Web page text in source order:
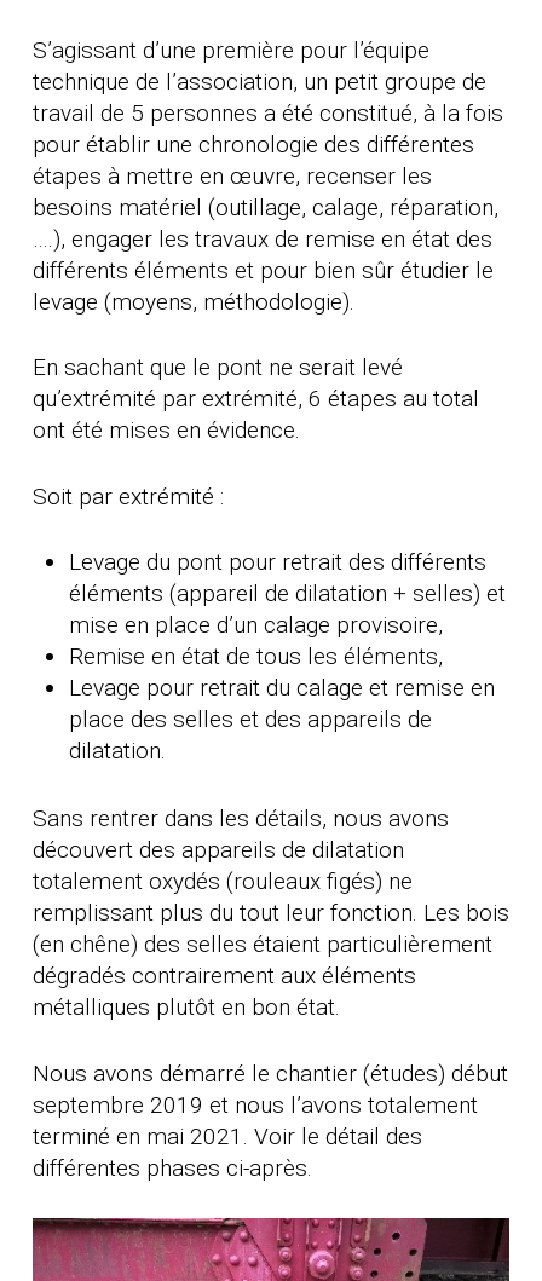
S’agissant d’une première pour l’équipe
technique de l’association, un petit groupe de
travail de 5 personnes a été constitué, à la fois
pour établir une chronologie des différentes
étapes à mettre en œuvre, recenser les
besoins matériel (outillage, calage, réparation,
….), engager les travaux de remise en état des
différents éléments et pour bien sûr étudier le
levage (moyens, méthodologie).
En sachant que le pont ne serait levé
qu’extrémité par extrémité, 6 étapes au total
ont été mises en évidence.
Soit par extrémité :
Levage du pont pour retrait des différents
éléments (appareil de dilatation + selles) et
mise en place d’un calage provisoire,
Remise en état de tous les éléments,
Levage pour retrait du calage et remise en
place des selles et des appareils de
dilatation.
Sans rentrer dans les détails, nous avons
découvert des appareils de dilatation
totalement oxydés (rouleaux figés) ne
remplissant plus du tout leur fonction. Les bois
(en chêne) des selles étaient particulièrement
dégradés contrairement aux éléments
métalliques plutôt en bon état.
Nous avons démarré le chantier (études) début
septembre 2019 et nous l’avons totalement
terminé en mai 2021. Voir le détail des
différentes phases ci-après.